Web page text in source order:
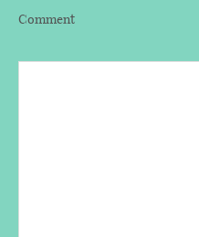
Comment